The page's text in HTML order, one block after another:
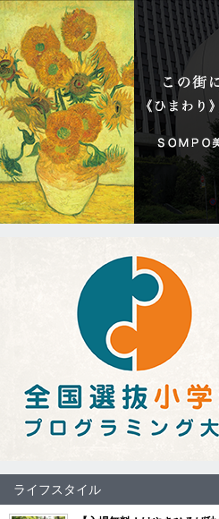
ライフスタイル